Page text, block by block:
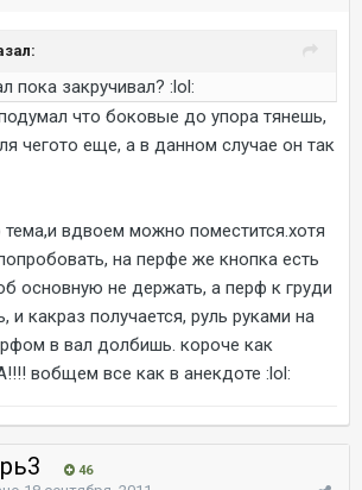
пока закручивал? :lol:
что боковые до упора тянешь,
чегото еще, а в данном случае он так
вдвоем можно поместится.хотя
на перфе же кнопка есть
основную не держать, а перф к груди
и какраз получается, руль руками на
в вал долбишь. короче как
вобщем все как в анекдоте :lol:
46